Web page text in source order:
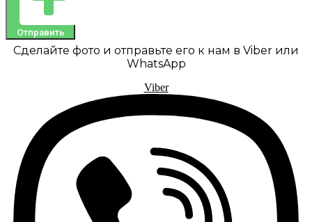
Отправить
Сделайте фото и отправьте его к нам в Viber или
WhatsApp
Viber